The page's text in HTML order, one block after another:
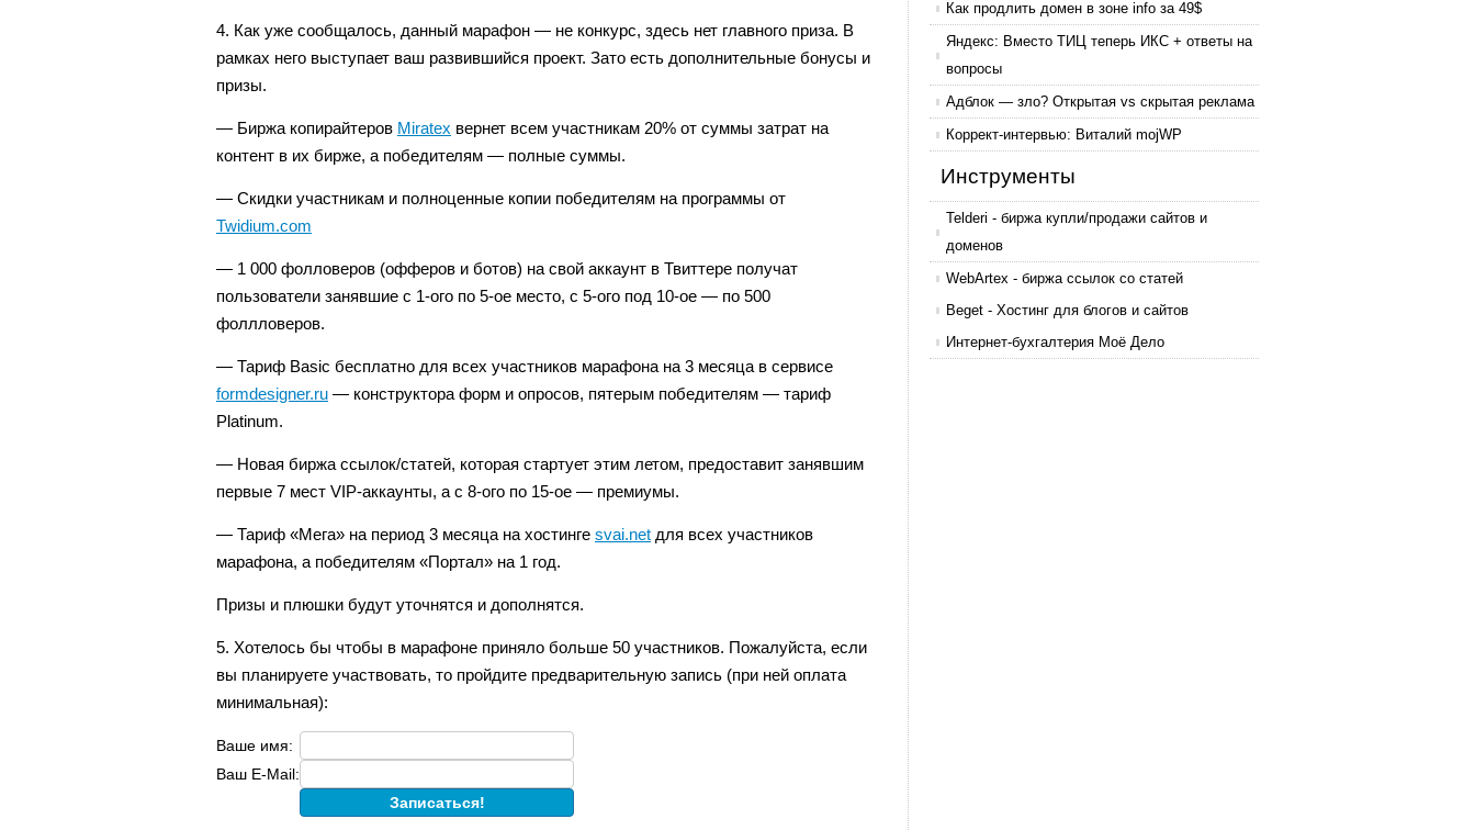
4. Как уже сообщалось, данный марафон — не конкурс, здесь нет главного приза. В
рамках него выступает ваш развившийся проект. Зато есть дополнительные бонусы и
призы.
— Биржа копирайтеров Miratex вернет всем участникам 20% от суммы затрат на
контент в их бирже, а победителям — полные суммы.
— Скидки участникам и полноценные копии победителям на программы от
Twidium.com
— 1 000 фолловеров (офферов и ботов) на свой аккаунт в Твиттере получат
пользователи занявшие с 1-ого по 5-ое место, с 5-ого под 10-ое — по 500
фоллловеров.
— Тариф Basic бесплатно для всех участников марафона на 3 месяца в сервисе
formdesigner.ru — конструктора форм и опросов, пятерым победителям — тариф
Platinum.
— Новая биржа ссылок/статей, которая стартует этим летом, предоставит занявшим
первые 7 мест VIP-аккаунты, а с 8-ого по 15-ое — премиумы.
— Тариф «Мега» на период 3 месяца на хостинге svai.net для всех участников
марафона, а победителям «Портал» на 1 год.
Призы и плюшки будут уточнятся и дополнятся.
5. Хотелось бы чтобы в марафоне приняло больше 50 участников. Пожалуйста, если
вы планируете участвовать, то пройдите предварительную запись (при ней оплата
минимальная):
Ваше имя:
Ваш E-Mail:
Как продлить домен в зоне info за 49$
Яндекс: Вместо ТИЦ теперь ИКС + ответы на
вопросы
Адблок — зло? Открытая vs скрытая реклама
Коррект-интервью: Виталий mojWP
Инструменты
Telderi - биржа купли/продажи сайтов и
доменов
WebArtex - биржа ссылок со статей
Beget - Хостинг для блогов и сайтов
Интернет-бухгалтерия Моё Дело